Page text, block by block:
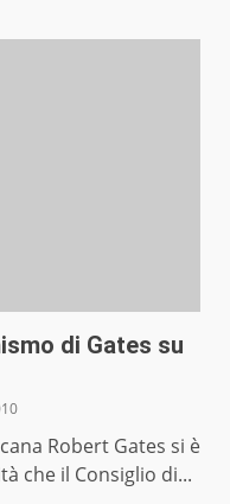
di Gates su
Robert Gates si è
che il Consiglio di...